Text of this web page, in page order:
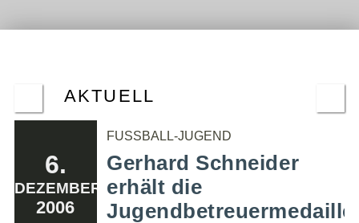
AKTUELL
6.
DEZEMBER
2006
FUSSBALL-JUGEND
Gerhard Schneider
erhält die
Jugendbetreuermedaille